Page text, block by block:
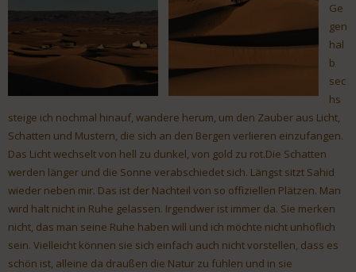
Ge
gen
hal
b
sec
hs
steige ich nochmal hinauf, wandere herum, um den Zauber aus Licht,
Schatten und Mustern, die sich an den Bergen verlieren einzufangen.
Das Licht wechselt von hell zu dunkel, von gold zu rot.Die Schatten
werden länger und die Sonne verabschiedet sich. Längst sitzt Sahid
wieder neben mir. Das ist der Nachteil von so offiziellen Plätzen. Man
wird halt nicht in Ruhe gelassen. Irgendwer ist immer da. Sie merken
nicht, das man seine Ruhe haben will und ich möchte nicht unhöflich
sein. Vielleicht können sie sich einfach auch nicht vorstellen, dass es
schön ist, alleine da draußen die Natur zu fühlen und in sie